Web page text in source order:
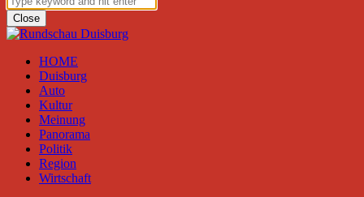
Close
HOME
Duisburg
Auto
Kultur
Meinung
Panorama
Politik
Region
Wirtschaft